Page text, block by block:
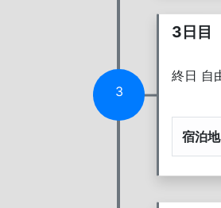
3
3日目
終日 自
宿泊地